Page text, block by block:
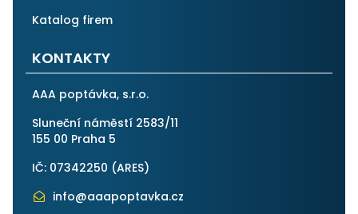
Katalog firem
KONTAKTY
AAA poptávka, s.r.o.
Sluneční náměstí 2583/11
155 00 Praha 5
IČ: 07342250 (ARES)
info@aaapoptavka.cz